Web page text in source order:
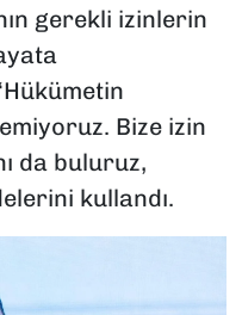
gerekli izinlerin
Bize izin
da buluruz,
kullandı.